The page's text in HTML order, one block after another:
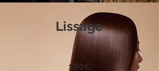
Lissage
180€